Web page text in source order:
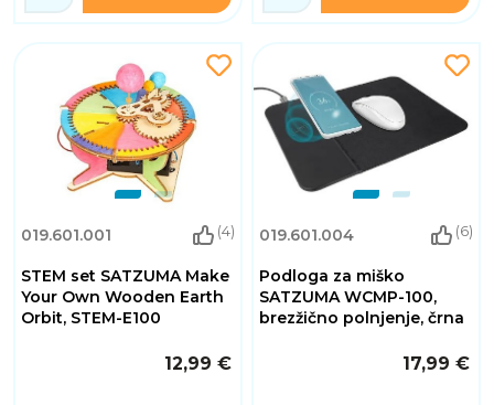
019.601.001 (4)
STEM set SATZUMA Make
Your Own Wooden Earth
Orbit, STEM-E100
12,99 €
019.601.004 (6)
Podloga za miško
SATZUMA WCMP-100,
brezžično polnjenje, črna
17,99 €